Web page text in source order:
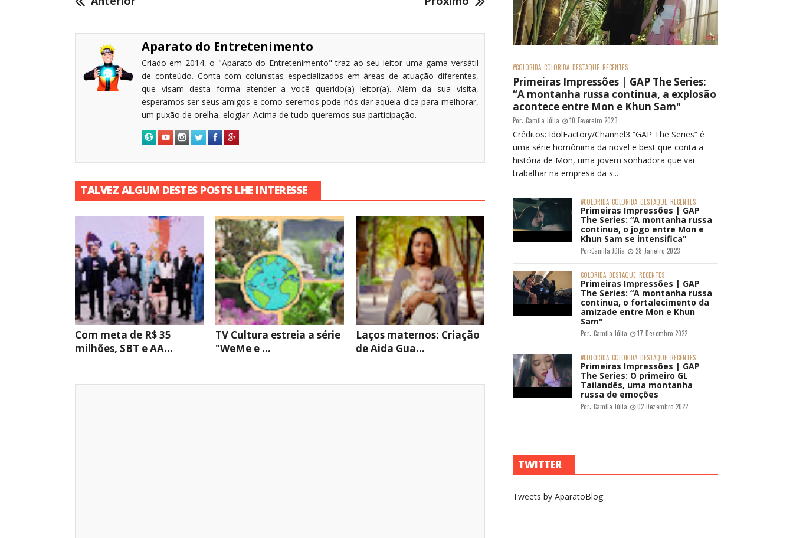
Aparato do Entretenimento
Criado em 2014, o "Aparato do Entretenimento" traz ao seu leitor uma gama versátil
de conteúdo. Conta com colunistas especializados em áreas de atuação diferentes,
que visam desta forma atender a você querido(a) leitor(a). Além da sua visita,
esperamos ser seus amigos e como seremos pode nós dar aquela dica para melhorar,
um puxão de orelha, elogiar. Acima de tudo queremos sua participação.
TALVEZ ALGUM DESTES POSTS LHE INTERESSE
Com meta de R$ 35
milhões, SBT e AA...
TV Cultura estreia a série
"WeMe e ...
Laços maternos: Criação
de Aida Gua...
#COLORIDA COLORIDA DESTAQUE RECENTES
Primeiras Impressões | GAP The Series:
“A montanha russa continua, a explosão
acontece entre Mon e Khun Sam"
Por: Camila Júlia 10 Fevereiro 2023
Créditos: IdolFactory/Channel3 “GAP The Series” é
uma série homônima da novel e best que conta a
história de Mon, uma jovem sonhadora que vai
trabalhar na empresa da s...
#COLORIDA COLORIDA DESTAQUE RECENTES
Primeiras Impressões | GAP
The Series: “A montanha russa
continua, o jogo entre Mon e
Khun Sam se intensifica"
Por:Camila Júlia 28 Janeiro 2023
COLORIDA DESTAQUE RECENTES
Primeiras Impressões | GAP
The Series: “A montanha russa
continua, o fortalecimento da
amizade entre Mon e Khun
Sam"
Por: Camila Júlia 17 Dezembro 2022
#COLORIDA COLORIDA DESTAQUE RECENTES
Primeiras Impressões | GAP
The Series: O primeiro GL
Tailandês, uma montanha
russa de emoções
Por: Camila Júlia 02 Dezembro 2022
TWITTER
Tweets by AparatoBlog